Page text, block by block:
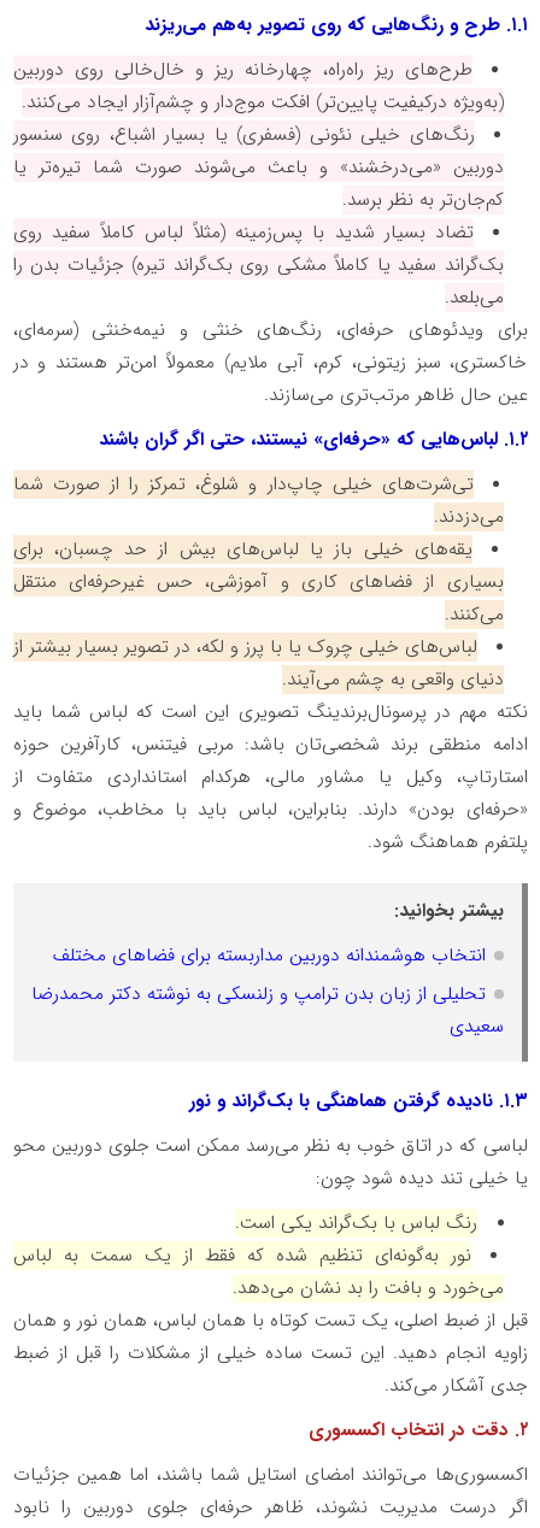
۱.۱. طرح‌ و رنگ‌هایی که روی تصویر به‌هم می‌ریزند
طرح‌های ریز راه‌راه، چهارخانه ریز و خال‌خالی روی دوربین
(به‌ویژه درکیفیت پایین‌تر) افکت موج‌دار و چشم‌آزار ایجاد می‌کنند.
رنگ‌های خیلی نئونی (فسفری) یا بسیار اشباع، روی سنسور
دوربین «می‌درخشند» و باعث می‌شوند صورت شما تیره‌تر یا
کم‌جان‌تر به نظر برسد.
تضاد بسیار شدید با پس‌زمینه (مثلاً لباس کاملاً سفید روی
بک‌گراند سفید یا کاملاً مشکی روی بک‌گراند تیره) جزئیات بدن را
می‌بلعد.
برای ویدئوهای حرفه‌ای، رنگ‌های خنثی و نیمه‌خنثی (سرمه‌ای،
خاکستری، سبز زیتونی، کرم، آبی ملایم) معمولاً امن‌تر هستند و در
عین حال ظاهر مرتب‌تری می‌سازند.
۱.۲. لباس‌هایی که «حرفه‌ای» نیستند، حتی اگر گران باشند
تی‌شرت‌های خیلی چاپ‌دار و شلوغ، تمرکز را از صورت شما
می‌دزدند.
یقه‌های خیلی باز یا لباس‌های بیش از حد چسبان، برای
بسیاری از فضاهای کاری و آموزشی، حس غیرحرفه‌ای منتقل
می‌کنند.
لباس‌های خیلی چروک یا با پرز و لکه، در تصویر بسیار بیشتر از
دنیای واقعی به چشم می‌آیند.
نکته مهم در پرسونال‌برندینگ تصویری این است که لباس شما باید
ادامه منطقی برند شخصی‌تان باشد: مربی فیتنس، کارآفرین حوزه
استارتاپ، وکیل یا مشاور مالی، هرکدام استانداردی متفاوت از
«حرفه‌ای بودن» دارند. بنابراین، لباس باید با مخاطب، موضوع و
پلتفرم هماهنگ شود.
بیشتر بخوانید:
انتخاب هوشمندانه دوربین مداربسته برای فضاهای مختلف
تحلیلی از زبان بدن ترامپ و زلنسکی به نوشته دکتر محمدرضا
سعیدی
۱.۳. نادیده گرفتن هماهنگی با بک‌گراند و نور
لباسی که در اتاق خوب به نظر می‌رسد ممکن است جلوی دوربین محو
یا خیلی تند دیده شود چون:
رنگ لباس با بک‌گراند یکی است.
نور به‌گونه‌ای تنظیم شده که فقط از یک سمت به لباس
می‌خورد و بافت را بد نشان می‌دهد.
قبل از ضبط اصلی، یک تست کوتاه با همان لباس، همان نور و همان
زاویه انجام دهید. این تست ساده خیلی از مشکلات را قبل از ضبط
جدی آشکار می‌کند.
۲. دقت در انتخاب اکسسوری
اکسسوری‌ها می‌توانند امضای استایل شما باشند، اما همین جزئیات
اگر درست مدیریت نشوند، ظاهر حرفه‌ای جلوی دوربین را نابود